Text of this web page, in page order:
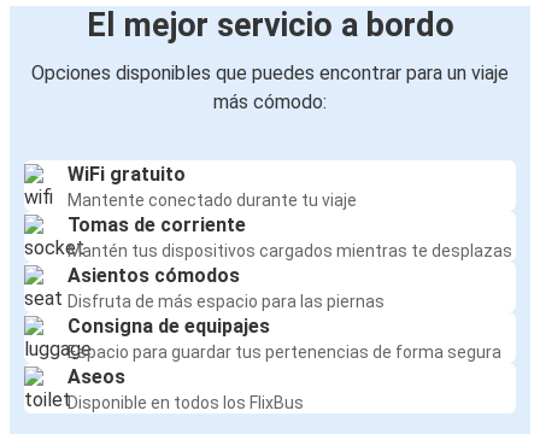
El mejor servicio a bordo
Opciones disponibles que puedes encontrar para un viaje
más cómodo:
WiFi gratuito
Mantente conectado durante tu viaje
Tomas de corriente
Mantén tus dispositivos cargados mientras te desplazas
Asientos cómodos
Disfruta de más espacio para las piernas
Consigna de equipajes
Espacio para guardar tus pertenencias de forma segura
Aseos
Disponible en todos los FlixBus